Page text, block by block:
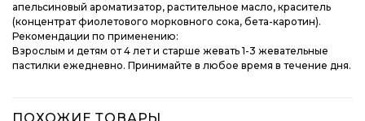
апельсиновый ароматизатор, растительное масло, краситель
(концентрат фиолетового морковного сока, бета-каротин).
Рекомендации по применению:
Взрослым и детям от 4 лет и старше жевать 1-3 жевательные
пастилки ежедневно. Принимайте в любое время в течение дня.